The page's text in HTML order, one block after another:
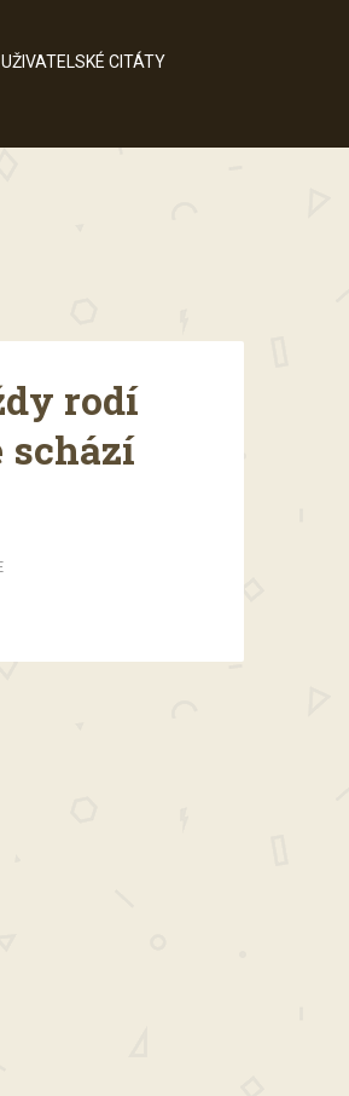
UŽIVATELSKÉ CITÁTY
rodí
schází